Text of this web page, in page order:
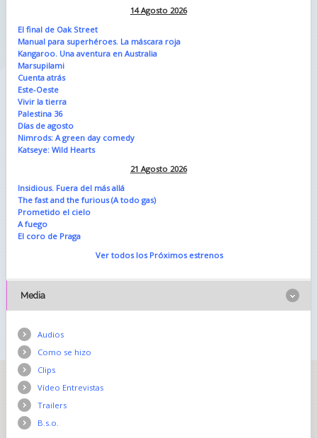
14 Agosto 2026
El final de Oak Street
Manual para superhéroes. La máscara roja
Kangaroo. Una aventura en Australia
Marsupilami
Cuenta atrás
Este-Oeste
Vivir la tierra
Palestina 36
Días de agosto
Nimrods: A green day comedy
Katseye: Wild Hearts
21 Agosto 2026
Insidious. Fuera del más allá
The fast and the furious (A todo gas)
Prometido el cielo
A fuego
El coro de Praga
Ver todos los Próximos estrenos
Media
Audios
Como se hizo
Clips
Vídeo Entrevistas
Trailers
B.s.o.